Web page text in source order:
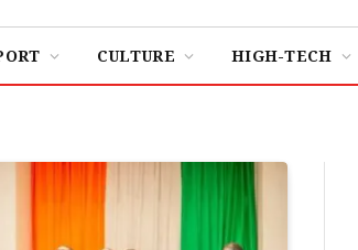
CULTURE HIGH-TECH